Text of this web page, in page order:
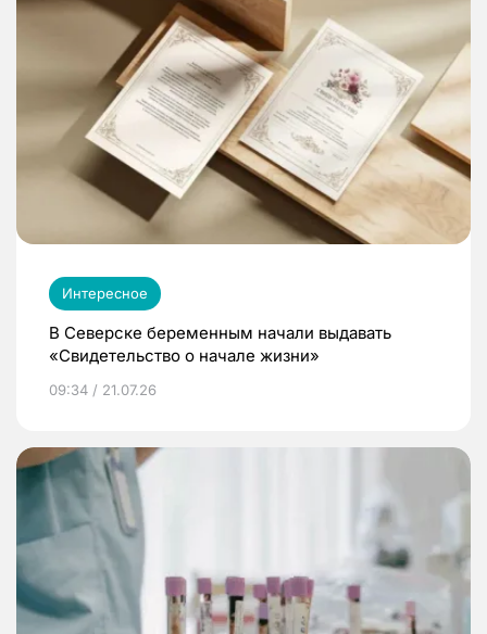
Интересное
В Северске беременным начали выдавать
«Свидетельство о начале жизни»
09:34 / 21.07.26